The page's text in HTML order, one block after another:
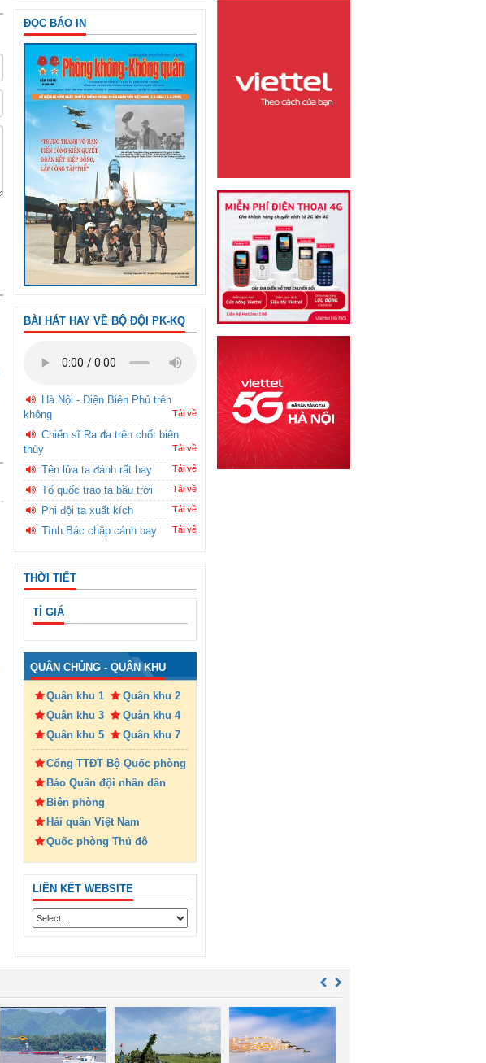
ĐỌC BÁO IN
BÀI HÁT HAY VỀ BỘ ĐỘI PK-KQ
Hà Nội - Điện Biên Phủ trên
không
Tải về
Chiến sĩ Ra đa trên chốt biên
thùy
Tải về
Tên lửa ta đánh rất hay Tải về
Tổ quốc trao ta bầu trời Tải về
Phi đội ta xuất kích Tải về
Tình Bác chắp cánh bay Tải về
THỜI TIẾT
TỈ GIÁ
QUÂN CHỦNG - QUÂN KHU
Quân khu 1
Quân khu 2
Quân khu 3
Quân khu 4
Quân khu 5
Quân khu 7
Cổng TTĐT Bộ Quốc phòng
Báo Quân đội nhân dân
Biên phòng
Hải quân Việt Nam
Quốc phòng Thủ đô
LIÊN KẾT WEBSITE